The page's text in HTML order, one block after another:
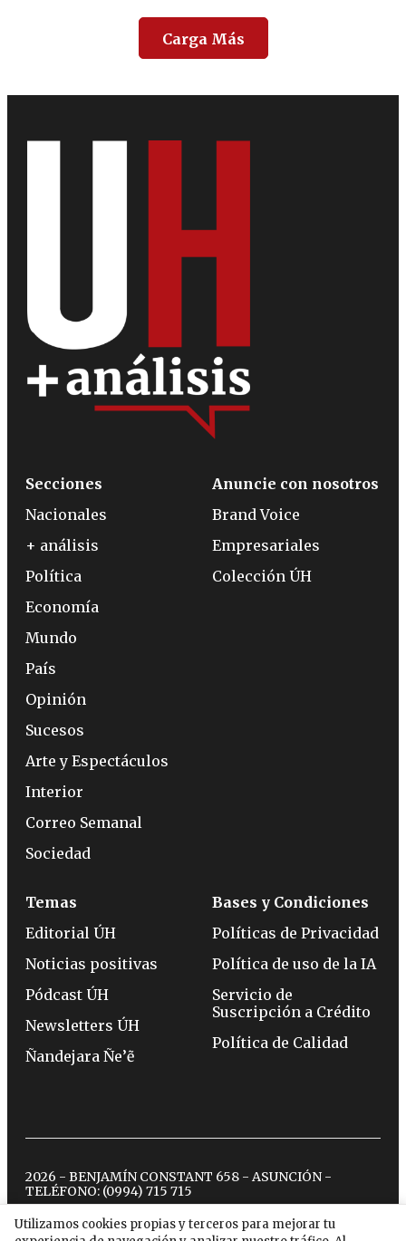
Carga Más
Utilizamos cookies propias y terceros para mejorar tu
Secciones
Nacionales
+ análisis
Política
Economía
Mundo
País
Opinión
Sucesos
Arte y Espectáculos
Interior
Correo Semanal
Sociedad
Anuncie con nosotros
Brand Voice
Empresariales
Colección ÚH
Temas
Editorial ÚH
Noticias positivas
Pódcast ÚH
Newsletters ÚH
Ñandejara Ñe’ẽ
Bases y Condiciones
Políticas de Privacidad
Política de uso de la IA
Servicio de
Suscripción a Crédito
Política de Calidad
2026 - BENJAMÍN CONSTANT 658 - ASUNCIÓN -
TELÉFONO: (0994) 715 715